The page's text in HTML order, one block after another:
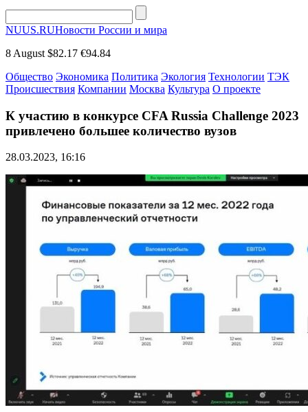
NUUS.RUНовости России и мира
8 August $82.17 €94.84
Общество Экономика Политика Экология Технологии ТЭК
Происшествия Компании Москва Культура О проекте
К участию в конкурсе CFA Russia Challenge 2023
привлечено большее количество вузов
28.03.2023, 16:16